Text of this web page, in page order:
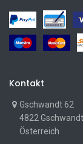
Kontakt
Gschwandt 62
4822 Gschwandt
Österreich